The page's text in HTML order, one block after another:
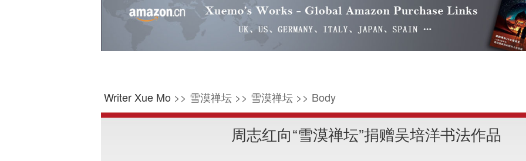
Writer Xue Mo >> 雪漠禅坛 >> 雪漠禅坛 >> Body
周志红向“雪漠禅坛”捐赠吴培洋书法作品